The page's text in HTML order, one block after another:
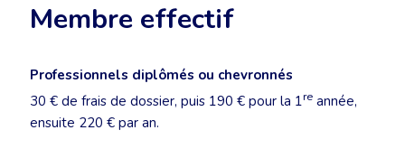
Membre effectif
Professionnels diplômés ou chevronnés
30 € de frais de dossier, puis 190 € pour la 1re année,
ensuite 220 € par an.